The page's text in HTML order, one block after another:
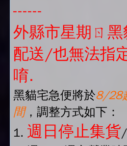
------
外縣市星期ㄖ
配送/也無法指
唷.
黑貓宅急便將於8/28
間，調整方式如下：
1. 週日停止集貨